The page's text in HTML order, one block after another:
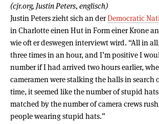
(cjr.org, Justin Peters, englisch)
Justin Peters zieht sich an derDemocratic
in Charlotte einen Hut in Form einer Krone
wie oft er deswegen interviewt wird. “All in
three times in an hour, and I’m positive I
number if I had arrived two hours earlier,
cameramen were stalking the halls in search
time, it seemed like the number of stupid
matched by the number of camera crews
people wearing stupid hats.”